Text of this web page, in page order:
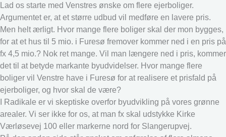
Lad os starte med Venstres ønske om flere ejerboliger.
Argumentet er, at et større udbud vil medføre en lavere pris.
Men helt ærligt. Hvor mange flere boliger skal der mon bygges,
for at et hus til 5 mio. i Furesø fremover kommer ned i en pris på
fx 4,5 mio.? Nok ret mange. Vil man længere ned i pris, kommer
det til at betyde markante byudvidelser. Hvor mange flere
boliger vil Venstre have i Furesø for at realisere et prisfald på
ejerboliger, og hvor skal de være?
I Radikale er vi skeptiske overfor byudvikling på vores grønne
arealer. Vi ser ikke for os, at man fx skal udstykke Kirke
Værløsevej 100 eller markerne nord for Slangerupvej.